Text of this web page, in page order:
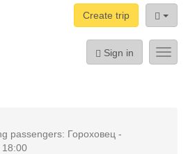
Create trip
Sign in
passengers: Гороховец -